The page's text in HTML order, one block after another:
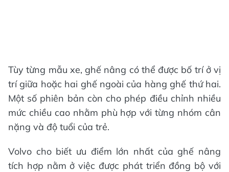
Tùy từng mẫu xe, ghế nâng có thể được bố trí ở vị
trí giữa hoặc hai ghế ngoài của hàng ghế thứ hai.
Một số phiên bản còn cho phép điều chỉnh nhiều
mức chiều cao nhằm phù hợp với từng nhóm cân
nặng và độ tuổi của trẻ.
Volvo cho biết ưu điểm lớn nhất của ghế nâng
tích hợp nằm ở việc được phát triển đồng bộ với